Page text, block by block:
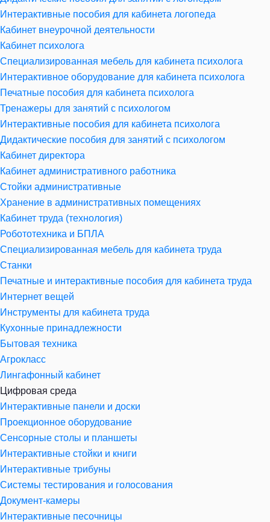
Интерактивные пособия для кабинета логопеда
Кабинет внеурочной деятельности
Кабинет психолога
Специализированная мебель для кабинета психолога
Интерактивное оборудование для кабинета психолога
Печатные пособия для кабинета психолога
Тренажеры для занятий с психологом
Интерактивные пособия для кабинета психолога
Дидактические пособия для занятий с психологом
Кабинет директора
Кабинет административного работника
Стойки административные
Хранение в административных помещениях
Кабинет труда (технология)
Робототехника и БПЛА
Специализированная мебель для кабинета труда
Станки
Печатные и интерактивные пособия для кабинета труда
Интернет вещей
Инструменты для кабинета труда
Кухонные принадлежности
Бытовая техника
Агрокласс
Лингафонный кабинет
Цифровая среда
Интерактивные панели и доски
Проекционное оборудование
Сенсорные столы и планшеты
Интерактивные стойки и книги
Интерактивные трибуны
Системы тестирования и голосования
Документ-камеры
Интерактивные песочницы